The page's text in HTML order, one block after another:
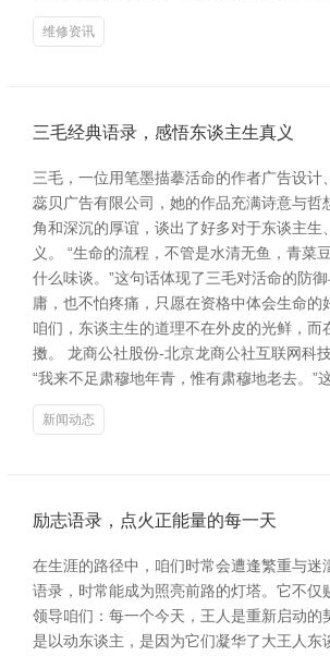
维修资讯
三毛经典语录，感悟东谈主生真义
三毛，一位用笔墨描摹活命的作者广告设计
蕊贝广告有限公司，她的作品充满诗意与哲
角和深沉的厚谊，谈出了好多对于东谈主生
义。 “生命的流程，不管是水清无鱼，青菜
什么味谈。”这句话体现了三毛对活命的防
庸，也不怕疼痛，只愿在资格中体会生命的
咱们，东谈主生的道理不在外皮的光鲜，而
擞。 龙商公社股份-北京龙商公社互联网科
“我来不足肃穆地年青，惟有肃穆地老去。”
新闻动态
励志语录，点火正能量的每一天
在生涯的路径中，咱们时常会遭逢繁重与迷
语录，时常能成为照亮前路的灯塔。它不仅
领导咱们：每一个今天，王人是重新启动的
是以动东谈主，是因为它们凝华了大王人东